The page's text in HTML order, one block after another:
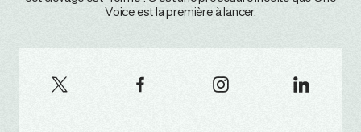
Voice est la première à lancer.